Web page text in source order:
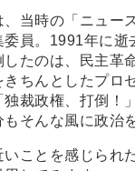
当時の「ニュー
員。1991年に逝
たのは、民主革
ちんとしたプロ
裁政権、打倒！
そんな風に政治
ことを感じられ